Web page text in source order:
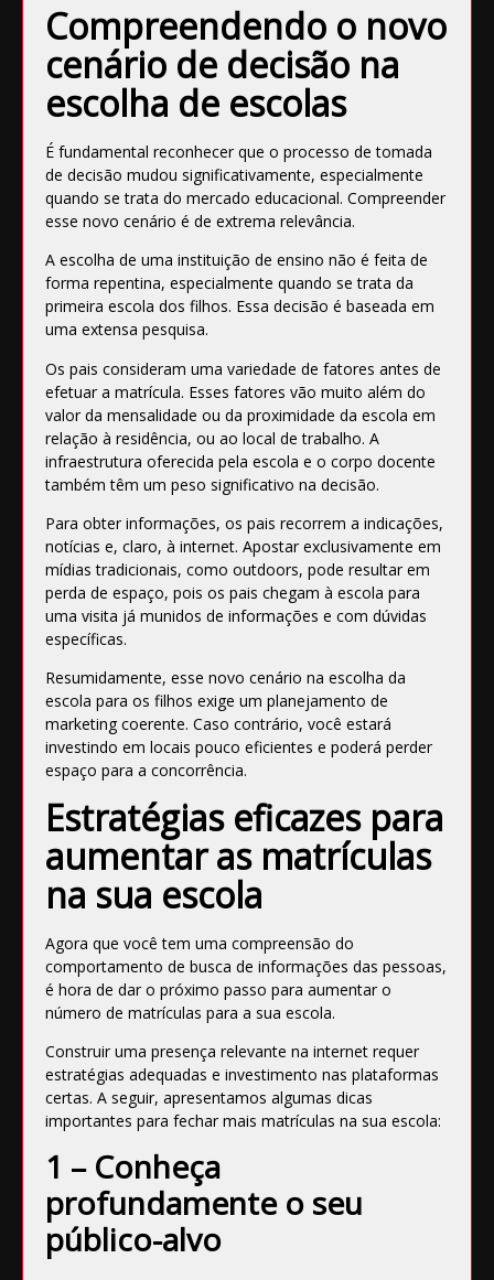
Compreendendo o novo
cenário de decisão na
escolha de escolas
É fundamental reconhecer que o processo de tomada
de decisão mudou significativamente, especialmente
quando se trata do mercado educacional. Compreender
esse novo cenário é de extrema relevância.
A escolha de uma instituição de ensino não é feita de
forma repentina, especialmente quando se trata da
primeira escola dos filhos. Essa decisão é baseada em
uma extensa pesquisa.
Os pais consideram uma variedade de fatores antes de
efetuar a matrícula. Esses fatores vão muito além do
valor da mensalidade ou da proximidade da escola em
relação à residência, ou ao local de trabalho. A
infraestrutura oferecida pela escola e o corpo docente
também têm um peso significativo na decisão.
Para obter informações, os pais recorrem a indicações,
notícias e, claro, à internet. Apostar exclusivamente em
mídias tradicionais, como outdoors, pode resultar em
perda de espaço, pois os pais chegam à escola para
uma visita já munidos de informações e com dúvidas
específicas.
Resumidamente, esse novo cenário na escolha da
escola para os filhos exige um planejamento de
marketing coerente. Caso contrário, você estará
investindo em locais pouco eficientes e poderá perder
espaço para a concorrência.
Estratégias eficazes para
aumentar as matrículas
na sua escola
Agora que você tem uma compreensão do
comportamento de busca de informações das pessoas,
é hora de dar o próximo passo para aumentar o
número de matrículas para a sua escola.
Construir uma presença relevante na internet requer
estratégias adequadas e investimento nas plataformas
certas. A seguir, apresentamos algumas dicas
importantes para fechar mais matrículas na sua escola:
1 – Conheça
profundamente o seu
público-alvo